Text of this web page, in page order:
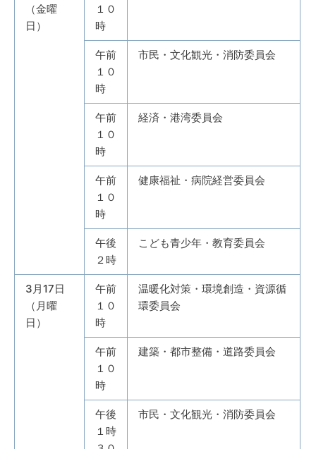
（金曜
日）
１０
時
午前
１０
時
市民・文化観光・消防委員会
午前
１０
時
経済・港湾委員会
午前
１０
時
健康福祉・病院経営委員会
午後
２時
こども青少年・教育委員会
3月17日
（月曜
日）
午前
１０
時
温暖化対策・環境創造・資源循
環委員会
午前
１０
時
建築・都市整備・道路委員会
午後
１時
市民・文化観光・消防委員会